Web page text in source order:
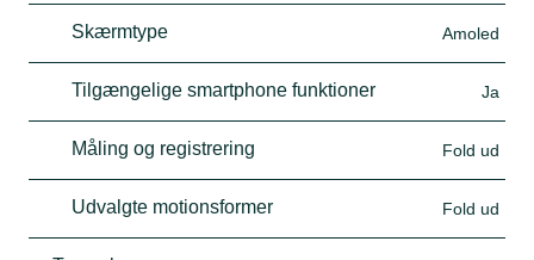
Skærmtype Amoled
Tilgængelige smartphone funktioner Ja
Måling og registrering Fold ud
Udvalgte motionsformer Fold ud